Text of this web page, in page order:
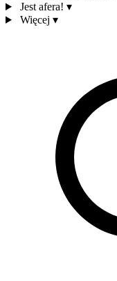
Jest afera! ▾
Więcej ▾